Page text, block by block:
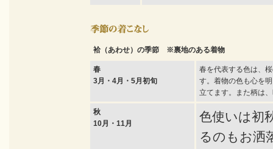
袷（あわせ）の季節 ※裏地のある着物
春
3月・4月・5月初旬
春を代表する色は、
す。着物の色も心を
立てます。また柄は
秋
10月・11月
色使いは初
るのもお洒